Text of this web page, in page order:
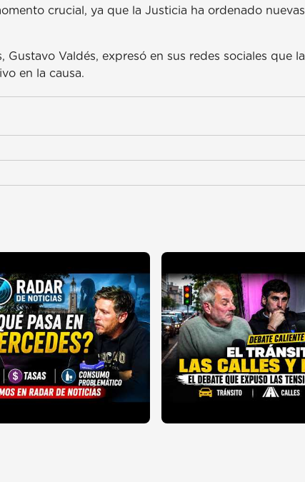
crucial, ya que la Justicia ha ordenado nuevas
Valdés, expresó en sus redes sociales que la
en la causa.